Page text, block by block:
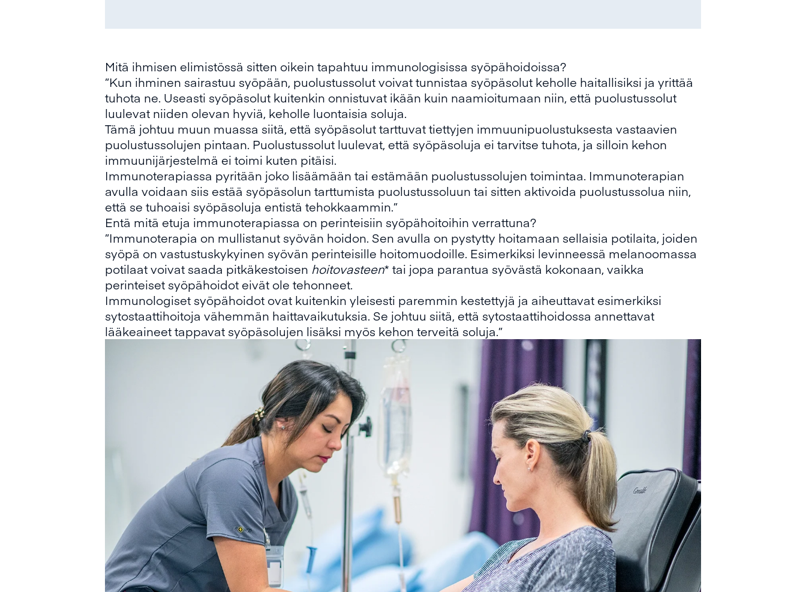
Mitä ihmisen elimistössä sitten oikein tapahtuu immunologisissa syöpähoidoissa?
”Kun ihminen sairastuu syöpään, puolustussolut voivat tunnistaa syöpäsolut keholle haitallisiksi ja yrittää
tuhota ne. Useasti syöpäsolut kuitenkin onnistuvat ikään kuin naamioitumaan niin, että puolustussolut
luulevat niiden olevan hyviä, keholle luontaisia soluja.
Tämä johtuu muun muassa siitä, että syöpäsolut tarttuvat tiettyjen immuunipuolustuksesta vastaavien
puolustussolujen pintaan. Puolustussolut luulevat, että syöpäsoluja ei tarvitse tuhota, ja silloin kehon
immuunijärjestelmä ei toimi kuten pitäisi.
Immunoterapiassa pyritään joko lisäämään tai estämään puolustussolujen toimintaa. Immunoterapian
avulla voidaan siis estää syöpäsolun tarttumista puolustussoluun tai sitten aktivoida puolustussolua niin,
että se tuhoaisi syöpäsoluja entistä tehokkaammin.”
Entä mitä etuja immunoterapiassa on perinteisiin syöpähoitoihin verrattuna?
”Immunoterapia on mullistanut syövän hoidon. Sen avulla on pystytty hoitamaan sellaisia potilaita, joiden
syöpä on vastustuskykyinen syövän perinteisille hoitomuodoille. Esimerkiksi levinneessä melanoomassa
potilaat voivat saada pitkäkestoisen hoitovasteen* tai jopa parantua syövästä kokonaan, vaikka
perinteiset syöpähoidot eivät ole tehonneet.
Immunologiset syöpähoidot ovat kuitenkin yleisesti paremmin kestettyjä ja aiheuttavat esimerkiksi
sytostaattihoitoja vähemmän haittavaikutuksia. Se johtuu siitä, että sytostaattihoidossa annettavat
lääkeaineet tappavat syöpäsolujen lisäksi myös kehon terveitä soluja.”